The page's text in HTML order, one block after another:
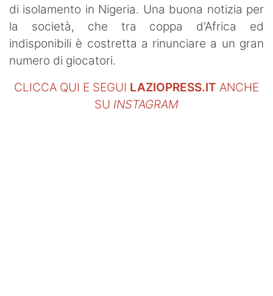
di isolamento in Nigeria. Una buona notizia per
la società, che tra coppa d'Africa ed
indisponibili è costretta a rinunciare a un gran
numero di giocatori.
CLICCA QUI E SEGUI LAZIOPRESS.IT ANCHE
SU INSTAGRAM